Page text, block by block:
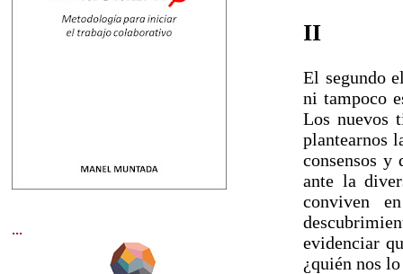
II
El segundo
ni tampoco
Los nuevos
plantearnos
consensos
ante la
conviven
evidenciar
¿quién nos
...